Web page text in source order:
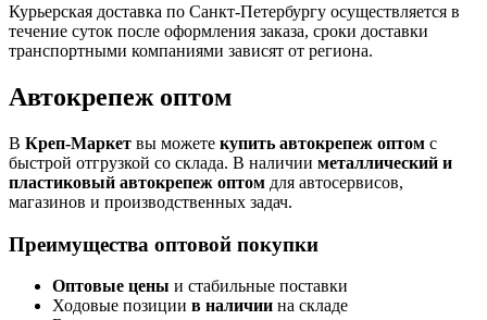
Курьерская доставка по Санкт-Петербургу осуществляется в
течение суток после оформления заказа, сроки доставки
транспортными компаниями зависят от региона.
Автокрепеж оптом
В Креп-Маркет вы можете купить автокрепеж оптом с
быстрой отгрузкой со склада. В наличии металлический и
пластиковый автокрепеж оптом для автосервисов,
магазинов и производственных задач.
Преимущества оптовой покупки
Оптовые цены и стабильные поставки
Ходовые позиции в наличии на складе